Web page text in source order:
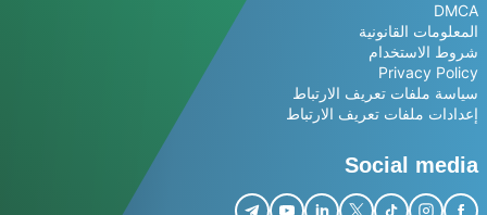
DMCA
المعلومات القانونية
شروط الاستخدام
Privacy Policy
سياسة ملفات تعريف الارتباط
إعدادات ملفات تعريف الارتباط
Social media